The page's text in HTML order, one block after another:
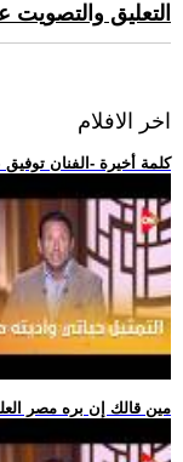
التعليق
اخر الافلام
.. كلمة أخيرة -الفنان
.. مين قالك إن بره مصر